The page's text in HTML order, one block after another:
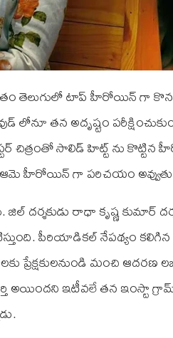
తెలుగులో టాప్ హీరోయిన్ గా
లోనూ తన అదృష్టం
చిత్రంతో సాలిడ్ హిట్ట్ ను
ఆమె హీరోయిన్ గా పరిచయం
జిల్ దర్శకుడు రాధా కృష్ణ కుమార్
పీరియాడికల్ నేపథ్యం
ప్రేక్షకులనుండి మంచి ఆదరణ
అయిందని ఇటీవలే తన ఇంస్టా